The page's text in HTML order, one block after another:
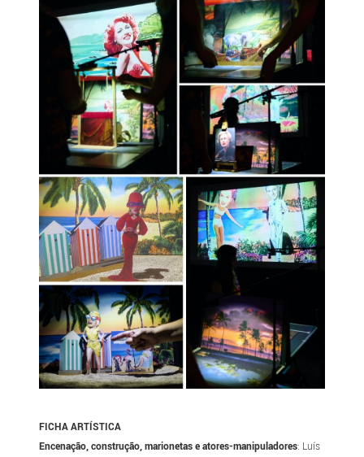
FICHA ARTÍSTICA
Encenação, construção, marionetas e atores-manipuladores: Luís